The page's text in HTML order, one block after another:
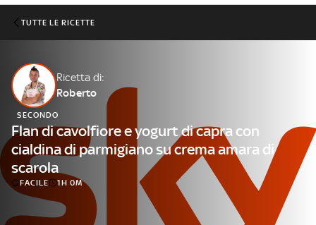
Cos’altro vedere:
PROGRAMMI SKY
Un mondo di offerte:
SKY.IT
NOW
TUTTE LE RICETTE
Ricetta di:
Roberto
SECONDO
Flan di cavolfiore e yogurt di capra con
cialdina di parmigiano su crema amara di
scarola
FACILE 1H 0M